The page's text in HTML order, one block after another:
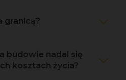
granicą?
budowie nadal się
kosztach życia?